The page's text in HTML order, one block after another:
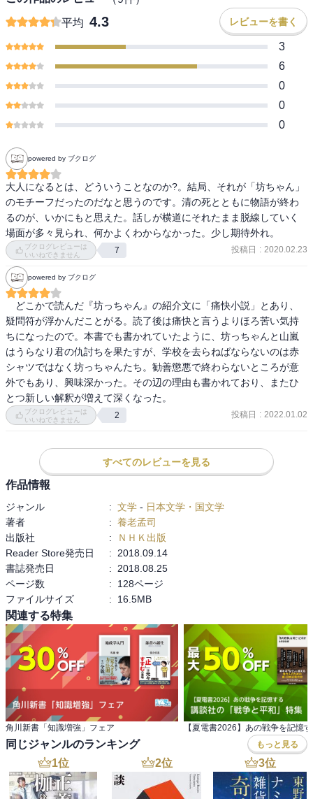
平均 4.3 レビューを書く
3
6
0
0
0
powered by ブクログ
大人になるとは、どういうことなのか?。結局、それが「坊ちゃん」
のモチーフだったのだなと思うのです。清の死とともに物語が終わ
るのが、いかにもと思えた。話しが横道にそれたまま脱線していく
場面が多々見られ、何かよくわからなかった。少し期待外れ。
ブクログレビューは
いいねできません
7 投稿日 : 2020.02.23
powered by ブクログ
どこかで読んだ『坊っちゃん』の紹介文に「痛快小説」とあり、
疑問符が浮かんだことがる。読了後は痛快と言うよりほろ苦い気持
ちになったので。本書でも書かれていたように、坊っちゃんと山嵐
はうらなり君の仇討ちを果たすが、学校を去らねばならないのは赤
シャツではなく坊っちゃんたち。勧善懲悪で終わらないところが意
外でもあり、興味深かった。その辺の理由も書かれており、またひ
とつ新しい解釈が増えて深くなった。
ブクログレビューは
いいねできません
2 投稿日 : 2022.01.02
すべてのレビューを見る
作品情報
ジャンル : 文学 - 日本文学・国文学
著者
: 養老孟司
出版社
:
ＮＨＫ出版
Reader Store発売日
:
2018.09.14
書誌発売日
:
2018.08.25
ページ数
:
128ページ
ファイルサイズ
: 16.5MB
関連する特集
角川新書「知識増強」フェア
同じジャンルのランキング もっと見る
1位 2位 3位